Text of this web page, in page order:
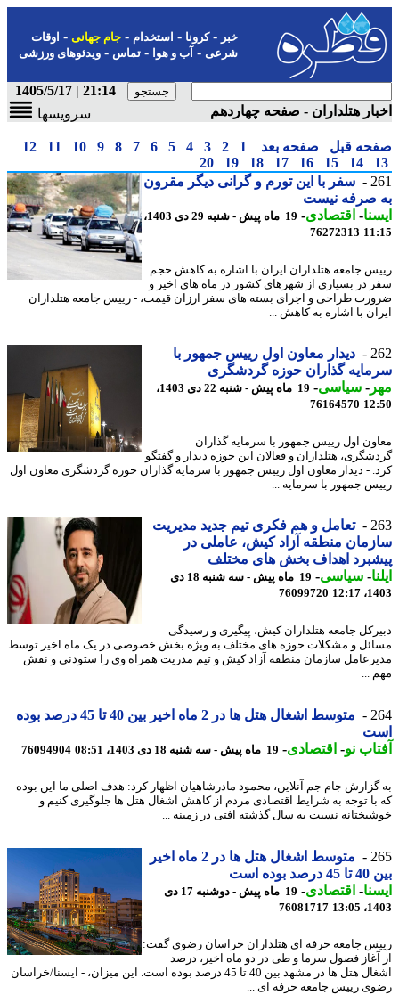
-کرونا-استخدام- جام جهانی-اوقات
شرعی-آب و هوا-تماس-ویدئوهای ورزشی
21:14 | 1405/5/17
هتلداران - صفحه چهاردهم
سرویسها
قبل صفحه بعد 1
2
3
4
5
6
7
8
9
10
11
12
14
15
16
17
18
19
20
سفر با این تورم و گرانی دیگر مقرون
صرفه نیست
-اقتصادی-
19 ماه پیش - شنبه 29 دی 1403،
76272313
جامعه هتلداران ایران با اشاره به کاهش حجم
در بسیاری از شهرهای کشور در ماه های اخیر و
طراحی و اجرای بسته های سفر ارزان قیمت، - رییس جامعه هتلداران
با اشاره به کاهش ...
دیدار معاون اول رییس جمهور با
گذاران حوزه گردشگری
-سیاسی-
19 ماه پیش - شنبه 22 دی 1403،
76164570
اول رییس جمهور با سرمایه گذاران
هتلداران و فعالان این حوزه دیدار و گفتگو
- دیدار معاون اول رییس جمهور با سرمایه گذاران حوزه گردشگری معاون اول
جمهور با سرمایه ...
تعامل و هم فکری تیم جدید مدیریت
منطقه آزاد کیش، عاملی در
اهداف بخش های مختلف
-سیاسی-
19 ماه پیش - سه شنبه 18 دی
76099720
جامعه هتلداران کیش، پیگیری و رسیدگی
و مشکلات حوزه های مختلف به ویژه بخش خصوصی در یک ماه اخیر توسط
سازمان منطقه آزاد کیش و تیم مدریت همراه وی را ستودنی و نقش
...
متوسط اشغال هتل ها در 2 ماه اخیر بین 40 تا 45 درصد بوده
نو- اقتصادی-19 ماه پیش - سه شنبه 18 دی 1403، 08:51 76094904
جام جم آنلاین، محمود مادرشاهیان اظهار کرد: هدف اصلی ما این بوده
توجه به شرایط اقتصادی مردم از کاهش اشغال هتل ها جلوگیری کنیم و
نسبت به سال گذشته افتی در زمینه ...
متوسط اشغال هتل ها در 2 ماه اخیر
است
-اقتصادی-
19 ماه پیش - دوشنبه 17 دی
76081717
جامعه حرفه ای هتلداران خراسان رضوی گفت:
فصول سرما و طی در دو ماه اخیر، درصد
اشغال هتل ها در مشهد بین 40 تا 45 درصد بوده است. این میزان، - ایسنا/خراسان
رییس جامعه حرفه ای ...